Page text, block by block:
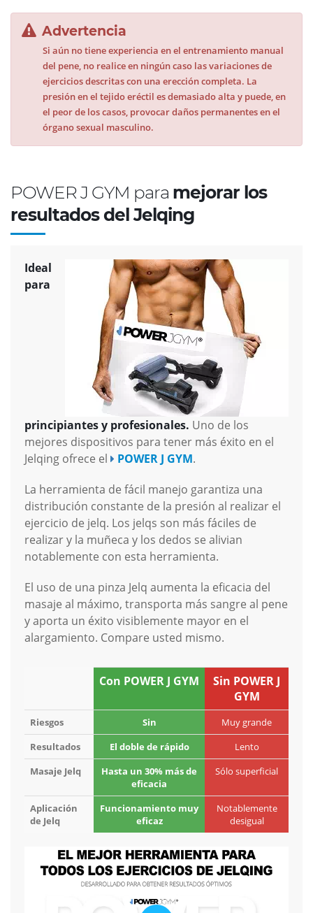
Advertencia
Si aún no tiene experiencia en el entrenamiento manual
del pene, no realice en ningún caso las variaciones de
ejercicios descritas con una erección completa. La
presión en el tejido eréctil es demasiado alta y puede, en
el peor de los casos, provocar daños permanentes en el
órgano sexual masculino.
POWER J GYM para mejorar los
resultados del Jelqing
Ideal
para
principiantes y profesionales. Uno de los
mejores dispositivos para tener más éxito en el
Jelqing ofrece el
POWER J GYM.
La herramienta de fácil manejo garantiza una
distribución constante de la presión al realizar el
ejercicio de jelq. Los jelqs son más fáciles de
realizar y la muñeca y los dedos se alivian
notablemente con esta herramienta.
El uso de una pinza Jelq aumenta la eficacia del
masaje al máximo, transporta más sangre al pene
y aporta un éxito visiblemente mayor en el
alargamiento. Compare usted mismo.
Con POWER J GYM
Sin POWER J
GYM
Riesgos Sin
Muy grande
Resultados
El doble de rápido
Lento
Masaje Jelq
Hasta un 30% más de
eficacia
Sólo superficial
Aplicación
de Jelq
Funcionamiento muy
eficaz
Notablemente
desigual